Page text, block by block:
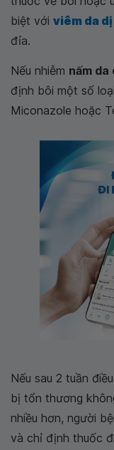
biệt với viêm da
đỉa.
Nếu nhiễm nấm da
định bôi một số
Miconazole hoặc
Nếu sau 2 tuần
bị tổn thương
nhiều hơn, người
và chỉ định thuốc